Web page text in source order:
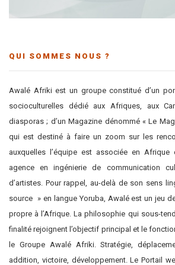
QUI SOMMES NOUS ?
Awalé Afriki est un groupe constitué d’un
socioculturelles dédié aux Afriques, aux
diasporas ; d’un Magazine dénommé « Le
qui est destiné à faire un zoom sur les
auxquelles l’équipe est associée en Afrique
agence en ingénierie de communication
d’artistes. Pour rappel, au-delà de son sens
source » en langue Yoruba, Awalé est un jeu
propre à l’Afrique. La philosophie qui sous-
finalité rejoignent l’objectif principal et le
le Groupe Awalé Afriki. Stratégie,
addition, victoire, développement. Le Portail